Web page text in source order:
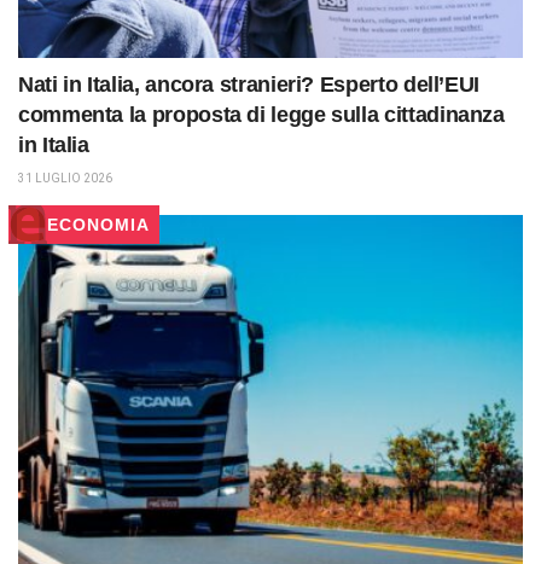
Nati in Italia, ancora stranieri? Esperto dell’EUI
commenta la proposta di legge sulla cittadinanza
in Italia
31 LUGLIO 2026
ECONOMIA